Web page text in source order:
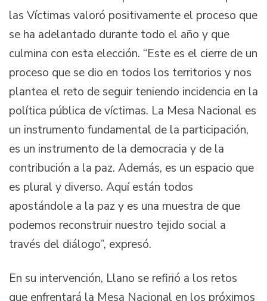
las Víctimas valoró positivamente el proceso que
se ha adelantado durante todo el año y que
culmina con esta elección. “Este es el cierre de un
proceso que se dio en todos los territorios y nos
plantea el reto de seguir teniendo incidencia en la
política pública de víctimas. La Mesa Nacional es
un instrumento fundamental de la participación,
es un instrumento de la democracia y de la
contribución a la paz. Además, es un espacio que
es plural y diverso. Aquí están todos
apostándole a la paz y es una muestra de que
podemos reconstruir nuestro tejido social a
través del diálogo”, expresó.
En su intervención, Llano se refirió a los retos
que enfrentará la Mesa Nacional en los próximos